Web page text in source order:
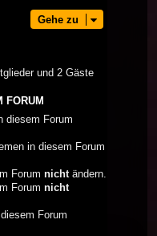
Gehe zu
und 2 Gäste
FORUM
diesem Forum
in diesem Forum
Forum nichtändern.
Forum nicht
Forum